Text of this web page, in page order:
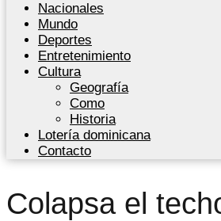
Nacionales
Mundo
Deportes
Entretenimiento
Cultura
Geografía
Como
Historia
Lotería dominicana
Contacto
Colapsa el